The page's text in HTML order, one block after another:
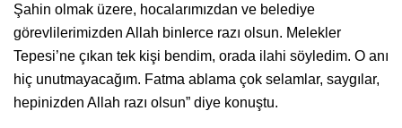
Şahin olmak üzere, hocalarımızdan ve belediye
görevlilerimizden Allah binlerce razı olsun. Melekler
Tepesi’ne çıkan tek kişi bendim, orada ilahi söyledim. O anı
hiç unutmayacağım. Fatma ablama çok selamlar, saygılar,
hepinizden Allah razı olsun” diye konuştu.